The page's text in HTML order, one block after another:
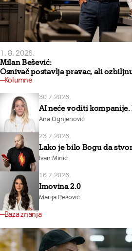
1. 8. 2026.
Milan Bešević:
Osnivač postavlja pravac, ali
Kolumne
30.7.2026.
AI neće voditi kompanije.
Ana Ognjenović
23.7.2026.
Lako je bilo Bogu da
Ivan Minić
16.7.2026.
Imovina 2.0
Marija Pešović
Baza znanja